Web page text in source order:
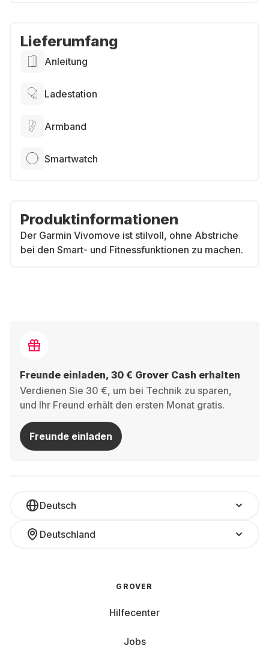
Lieferumfang
Anleitung
Ladestation
Armband
Smartwatch
Produktinformationen
Der Garmin Vivomove ist stilvoll, ohne Abstriche
bei den Smart- und Fitnessfunktionen zu machen.
Freunde einladen, 30 € Grover Cash erhalten
Verdienen Sie 30 €, um bei Technik zu sparen,
und Ihr Freund erhält den ersten Monat gratis.
Freunde einladen
Deutsch
Deutschland
GROVER
Hilfecenter
Jobs